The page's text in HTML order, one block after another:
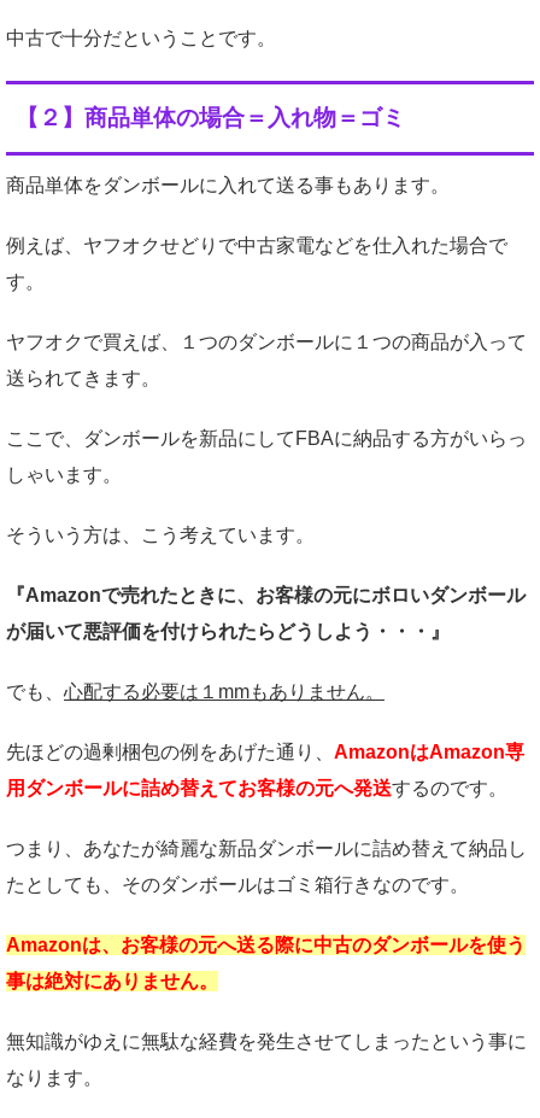
中古で十分だということです。
【２】商品単体の場合＝入れ物＝ゴミ
商品単体をダンボールに入れて送る事もあります。
例えば、ヤフオクせどりで中古家電などを仕入れた場合で
す。
ヤフオクで買えば、１つのダンボールに１つの商品が入って
送られてきます。
ここで、ダンボールを新品にしてFBAに納品する方がいらっ
しゃいます。
そういう方は、こう考えています。
『Amazonで売れたときに、お客様の元にボロいダンボール
が届いて悪評価を付けられたらどうしよう・・・』
でも、 心配する必要は１mmもありません。
先ほどの過剰梱包の例をあげた通り、 AmazonはAmazon専
用ダンボールに詰め替えてお客様の元へ発送するのです。
つまり、あなたが綺麗な新品ダンボールに詰め替えて納品し
たとしても、そのダンボールはゴミ箱行きなのです。
Amazonは、お客様の元へ送る際に中古のダンボールを使う
事は絶対にありません。
無知識がゆえに無駄な経費を発生させてしまったという事に
なります。